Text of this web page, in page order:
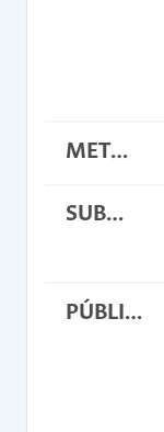
METODOLOGÍA
SUBMODALIDAD
PÚBLICO OBJETIVO